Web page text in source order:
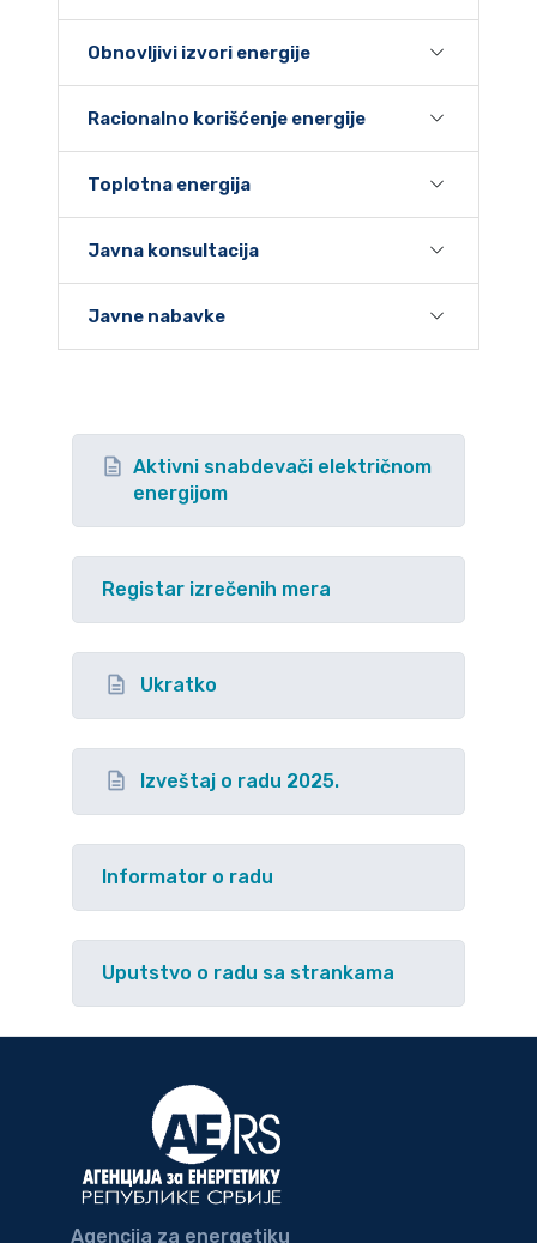
Obnovljivi izvori energije
Racionalno korišćenje energije
Toplotna energija
Javna konsultacija
Javne nabavke
Aktivni snabdevači električnom
energijom
Registar izrečenih mera
Ukratko
Izveštaj o radu 2025.
Informator o radu
Uputstvo o radu sa strankama
Agencija za energetiku